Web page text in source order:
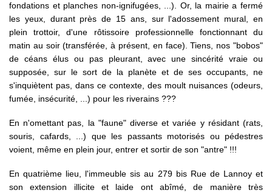
fondations et planches non-ignifugées, ...). Or, la mairie a fermé
les yeux, durant près de 15 ans, sur l'adossement mural, en
plein trottoir, d'une rôtissoire professionnelle fonctionnant du
matin au soir (transférée, à présent, en face). Tiens, nos "bobos"
de céans élus ou pas pleurant, avec une sincérité vraie ou
supposée, sur le sort de la planète et de ses occupants, ne
s'inquiètent pas, dans ce contexte, des moult nuisances (odeurs,
fumée, insécurité, ...) pour les riverains ???
En n'omettant pas, la "faune" diverse et variée y résidant (rats,
souris, cafards, ...) que les passants motorisés ou pédestres
voient, même en plein jour, entrer et sortir de son "antre" !!!
En quatrième lieu, l'immeuble sis au 279 bis Rue de Lannoy et
son extension illicite et laide ont abîmé, de manière très